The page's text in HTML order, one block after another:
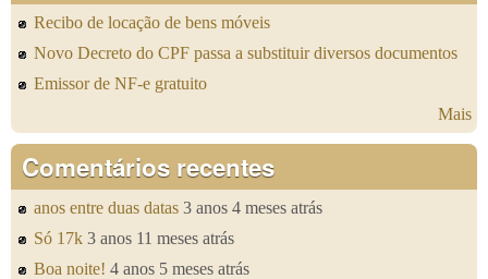
Recibo de locação de bens móveis
Novo Decreto do CPF passa a substituir diversos documentos
Emissor de NF-e gratuito
Mais
Comentários recentes
anos entre duas datas 3 anos 4 meses atrás
Só 17k 3 anos 11 meses atrás
Boa noite! 4 anos 5 meses atrás